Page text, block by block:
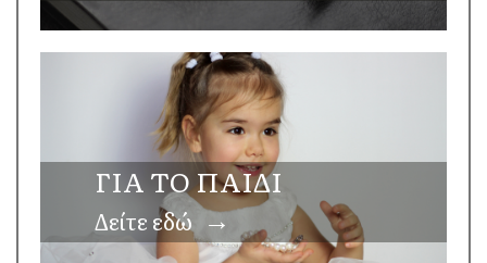
ΓΙΑ ΤΟ ΠΑΙΔΙ
Δείτε εδώ →